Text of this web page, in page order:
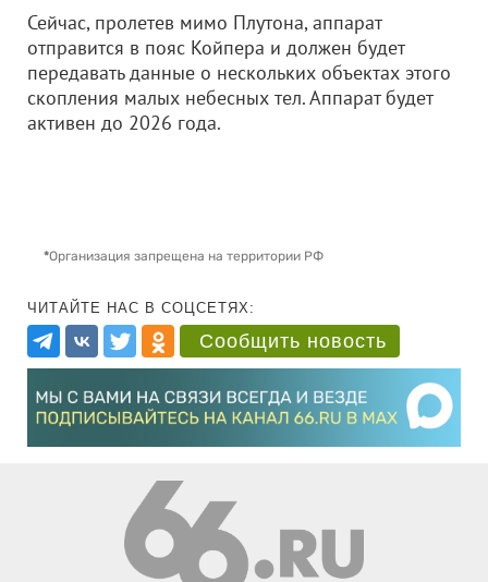
Сейчас, пролетев мимо Плутона, аппарат
отправится в пояс Койпера и должен будет
передавать данные о нескольких объектах этого
скопления малых небесных тел. Аппарат будет
активен до 2026 года.
*Организация запрещена на территории РФ
ЧИТАЙТЕ НАС В СОЦСЕТЯХ:
Сообщить новость